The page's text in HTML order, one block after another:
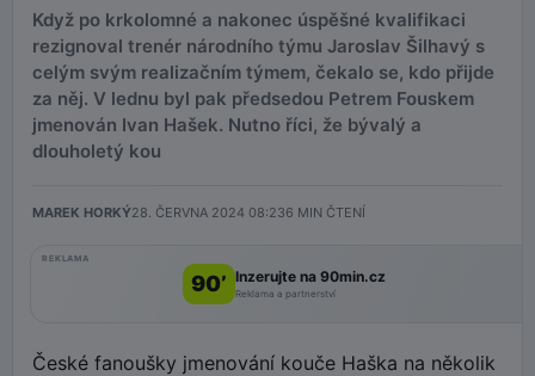
Když po krkolomné a nakonec úspěšné kvalifikaci
rezignoval trenér národního týmu Jaroslav Šilhavý s
celým svým realizačním týmem, čekalo se, kdo přijde
za něj. V lednu byl pak předsedou Petrem Fouskem
jmenován Ivan Hašek. Nutno říci, že bývalý a
dlouholetý kou
MAREK HORKÝ28. ČERVNA 2024 08:236 MIN ČTENÍ
REKLAMA
90’ Inzerujte na 90min.cz
Reklama a partnerství
České fanoušky jmenování kouče Haška na několik